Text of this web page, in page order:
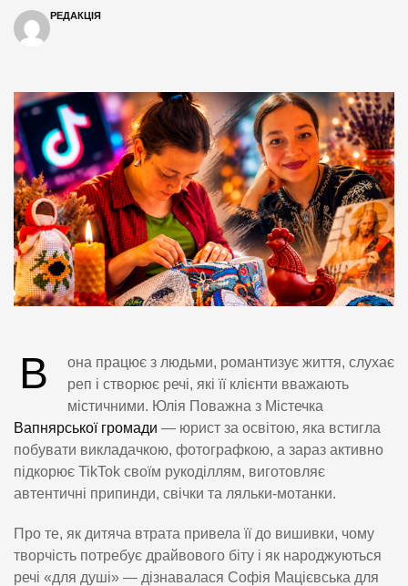
РЕДАКЦІЯ
В
она працює з людьми, романтизує життя, слухає
реп і створює речі, які її клієнти вважають
містичними. Юлія Поважна з Містечка
Вапнярської громади — юрист за освітою, яка встигла
побувати викладачкою, фотографкою, а зараз активно
підкорює TikTok своїм рукоділлям, виготовляє
автентичні припинди, свічки та ляльки-мотанки.
Про те, як дитяча втрата привела її до вишивки, чому
творчість потребує драйвового біту і як народжуються
речі «для душі» — дізнавалася Софія Мацієвська для